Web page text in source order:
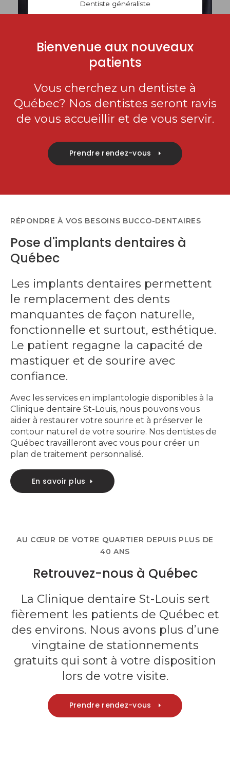
Dentiste généraliste
Bienvenue aux nouveaux
patients
Vous cherchez un dentiste à
Québec? Nos dentistes seront ravis
de vous accueillir et de vous servir.
Prendre rendez-vous
RÉPONDRE À VOS BESOINS BUCCO-DENTAIRES
Pose d'implants dentaires à
Québec
Les implants dentaires permettent
le remplacement des dents
manquantes de façon naturelle,
fonctionnelle et surtout, esthétique.
Le patient regagne la capacité de
mastiquer et de sourire avec
confiance.
Avec les services en implantologie disponibles à la
Clinique dentaire St-Louis, nous pouvons vous
aider à restaurer votre sourire et à préserver le
contour naturel de votre sourire. Nos dentistes de
Québec travailleront avec vous pour créer un
plan de traitement personnalisé.
En savoir plus
AU CŒUR DE VOTRE QUARTIER DEPUIS PLUS DE
40 ANS
Retrouvez-nous à Québec
La Clinique dentaire St-Louis sert
fièrement les patients de Québec et
des environs. Nous avons plus d’une
vingtaine de stationnements
gratuits qui sont à votre disposition
lors de votre visite.
Prendre rendez-vous